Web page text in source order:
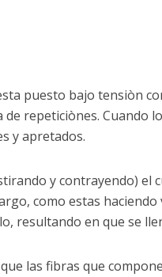
puesto bajo tensiòn
repeticiònes. Cuando
y apretados.
y contrayendo) el
como estas
resultando en que se
las fibras que